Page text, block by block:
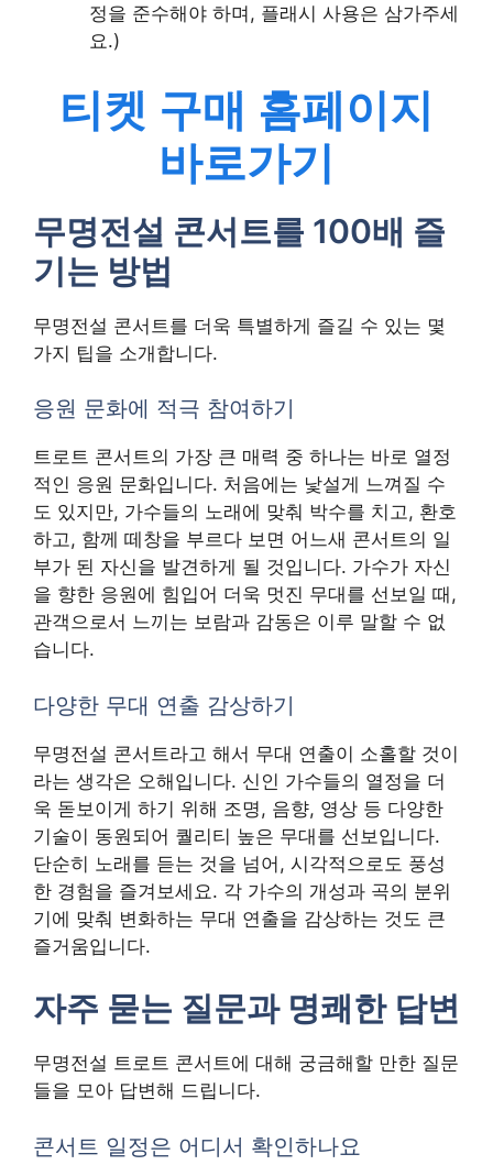
정을 준수해야 하며, 플래시 사용은 삼가주세
요.)
티켓 구매 홈페이지
바로가기
무명전설 콘서트를 100배 즐
기는 방법
무명전설 콘서트를 더욱 특별하게 즐길 수 있는 몇
가지 팁을 소개합니다.
응원 문화에 적극 참여하기
트로트 콘서트의 가장 큰 매력 중 하나는 바로 열정
적인 응원 문화입니다. 처음에는 낯설게 느껴질 수
도 있지만, 가수들의 노래에 맞춰 박수를 치고, 환호
하고, 함께 떼창을 부르다 보면 어느새 콘서트의 일
부가 된 자신을 발견하게 될 것입니다. 가수가 자신
을 향한 응원에 힘입어 더욱 멋진 무대를 선보일 때,
관객으로서 느끼는 보람과 감동은 이루 말할 수 없
습니다.
다양한 무대 연출 감상하기
무명전설 콘서트라고 해서 무대 연출이 소홀할 것이
라는 생각은 오해입니다. 신인 가수들의 열정을 더
욱 돋보이게 하기 위해 조명, 음향, 영상 등 다양한
기술이 동원되어 퀄리티 높은 무대를 선보입니다.
단순히 노래를 듣는 것을 넘어, 시각적으로도 풍성
한 경험을 즐겨보세요. 각 가수의 개성과 곡의 분위
기에 맞춰 변화하는 무대 연출을 감상하는 것도 큰
즐거움입니다.
자주 묻는 질문과 명쾌한 답변
무명전설 트로트 콘서트에 대해 궁금해할 만한 질문
들을 모아 답변해 드립니다.
콘서트 일정은 어디서 확인하나요